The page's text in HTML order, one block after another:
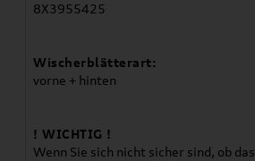
8X3955425
Wischerblätterart:
vorne + hinten
! WICHTIG !
Wenn Sie sich nicht sicher sind, ob das